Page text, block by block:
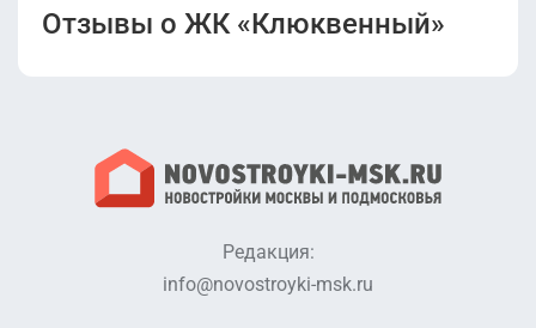
Отзывы о ЖК «Клюквенный»
Редакция:
info@novostroyki-msk.ru